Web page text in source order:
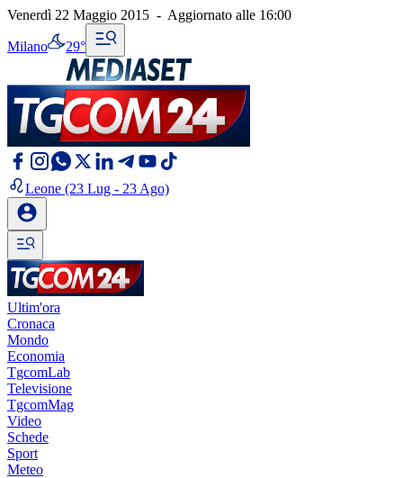
Venerdì 22 Maggio 2015 - Aggiornato alle 16:00
Milano 29°
Leone (23 Lug - 23 Ago)
Ultim'ora
Cronaca
Mondo
Economia
TgcomLab
Televisione
TgcomMag
Video
Schede
Sport
Meteo